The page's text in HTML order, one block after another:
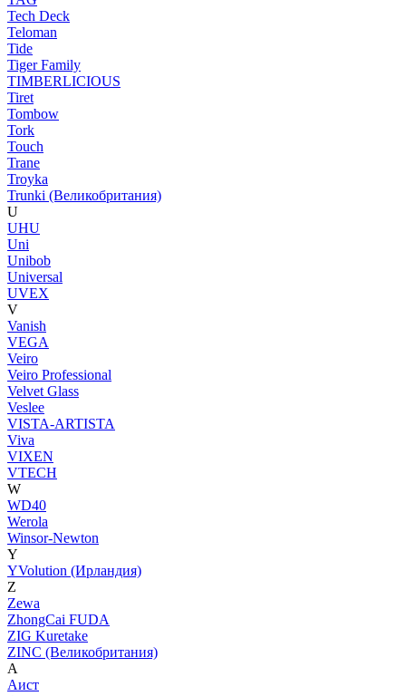
Tech Deck
Teloman
Tide
Tiger Family
TIMBERLICIOUS
Tiret
Tombow
Tork
Touch
Trane
Troyka
Trunki (Великобритания)
U
UHU
Uni
Unibob
Universal
UVEX
V
Vanish
VEGA
Veiro
Veiro Professional
Velvet Glass
Veslee
VISTA-ARTISTA
Viva
VIXEN
VTECH
W
WD40
Werola
Winsor-Newton
Y
YVolution (Ирландия)
Z
Zewa
ZhongCai FUDA
ZIG Kuretake
ZINC (Великобритания)
А
Аист